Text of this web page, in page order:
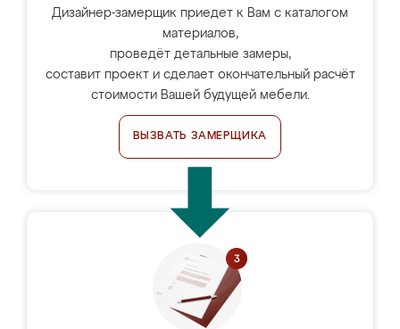
Дизайнер-замерщик приедет к Вам с каталогом
материалов,
проведёт детальные замеры,
составит проект и сделает окончательный расчёт
стоимости Вашей будущей мебели.
ВЫЗВАТЬ ЗАМЕРЩИКА